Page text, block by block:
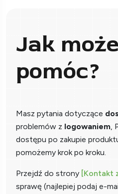
Jak
pomóc?
Masz pytania dotyczące
problemów z logowaniem,
dostępu po zakupie
pomożemy krok po kroku.
Przejdź do strony [Kontakt
sprawę (najlepiej podaj e-